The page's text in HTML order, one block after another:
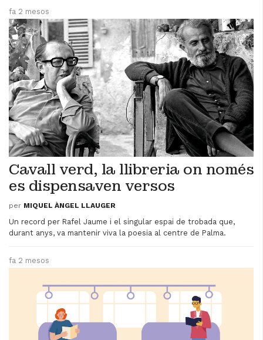
fa 2 mesos
Cavall verd, la llibreria on només
es dispensaven versos
per MIQUEL ÀNGEL LLAUGER
Un record per Rafel Jaume i el singular espai de trobada que,
durant anys, va mantenir viva la poesia al centre de Palma.
fa 2 mesos